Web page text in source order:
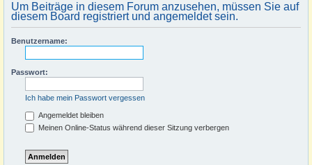
Um Beiträge in diesem Forum anzusehen, müssen Sie auf
diesem Board registriert und angemeldet sein.
Benutzername:
Passwort:
Ich habe mein Passwort vergessen
Angemeldet bleiben
Meinen Online-Status während dieser Sitzung verbergen